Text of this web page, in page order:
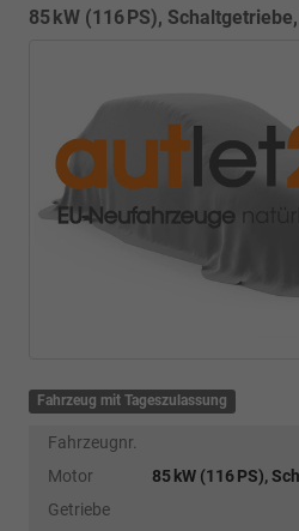
85 kW (116 PS),
Fahrzeug mit Tageszulassung
Fahrzeugnr.
Motor
85 kW (116 PS),
Getriebe